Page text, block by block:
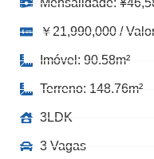
Mensalidade: ¥
￥21,990,000 /
Imóvel: 90.58m²
Terreno: 148.76m²
3LDK
3 Vagas